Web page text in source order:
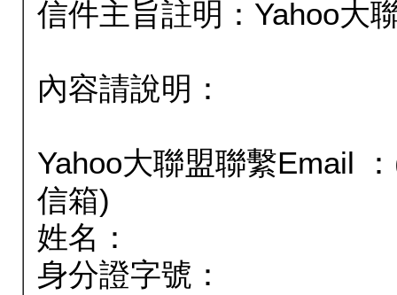
信件主旨註明：Yahoo大
內容請說明：
Yahoo大聯盟聯繫Email
信箱)
姓名：
身分證字號：